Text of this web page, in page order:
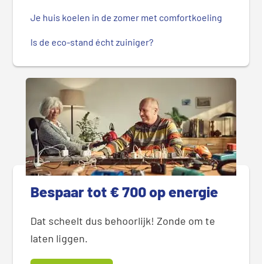
Je huis koelen in de zomer met comfortkoeling
Is de eco-stand écht zuiniger?
Bespaar tot € 700 op energie
Dat scheelt dus behoorlijk! Zonde om te
laten liggen.